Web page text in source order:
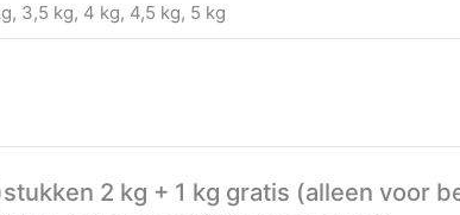
3,5 kg, 4 kg, 4,5 kg, 5 kg
2 kg + 1 kg gratis (alleen voor